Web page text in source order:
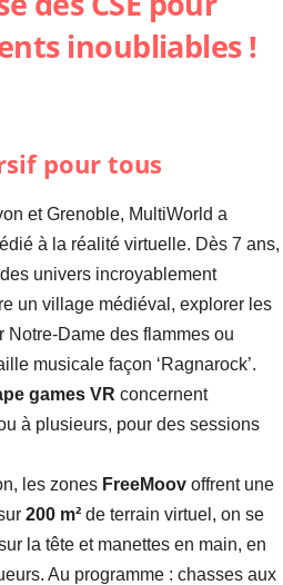
inoubliables !
pour tous
et Grenoble, MultiWorld a
à la réalité virtuelle. Dès 7 ans,
univers incroyablement
un village médiéval, explorer les
Notre-Dame des flammes ou
musicale façon ‘Ragnarock’.
games VR concernent
à plusieurs, pour des sessions
les zones FreeMoov offrent une
200 m² de terrain virtuel, on se
la tête et manettes en main, en
Au programme : chasses aux